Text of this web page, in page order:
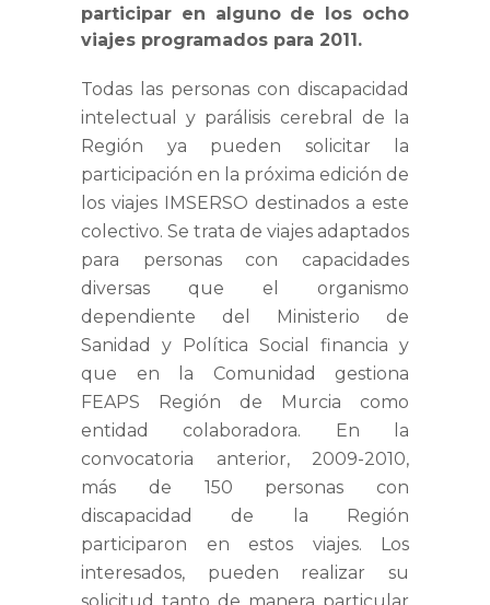
participar en alguno de los ocho
viajes programados para 2011.
Todas las personas con discapacidad
intelectual y parálisis cerebral de la
Región ya pueden solicitar la
participación en la próxima edición de
los viajes IMSERSO destinados a este
colectivo. Se trata de viajes adaptados
para personas con capacidades
diversas que el organismo
dependiente del Ministerio de
Sanidad y Política Social financia y
que en la Comunidad gestiona
FEAPS Región de Murcia como
entidad colaboradora. En la
convocatoria anterior, 2009-2010,
más de 150 personas con
discapacidad de la Región
participaron en estos viajes. Los
interesados, pueden realizar su